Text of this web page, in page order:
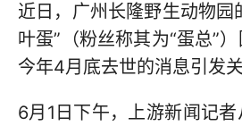
近日，广州长隆野生动物园
叶蛋”（粉丝称其为“蛋总”
今年4月底去世的消息引发关
6月1日下午，上游新闻记